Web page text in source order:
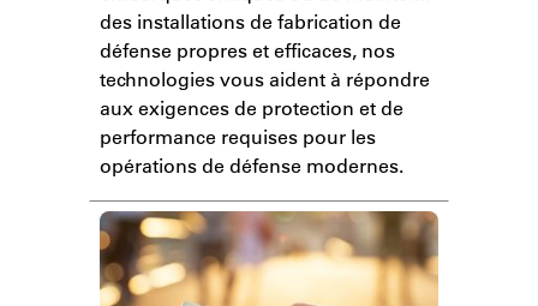
des installations de fabrication de
défense propres et efficaces, nos
technologies vous aident à répondre
aux exigences de protection et de
performance requises pour les
opérations de défense modernes.